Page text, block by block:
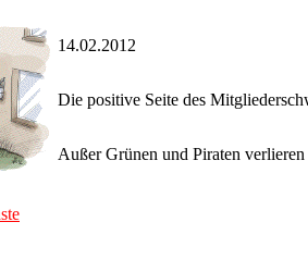
14.02.2012
Die positive Seite des
Außer Grünen und Piraten